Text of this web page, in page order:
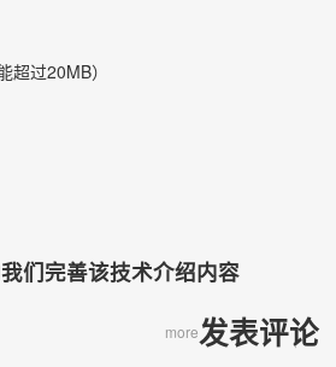
过20MB）
们完善该技术介绍内容
more发表评论